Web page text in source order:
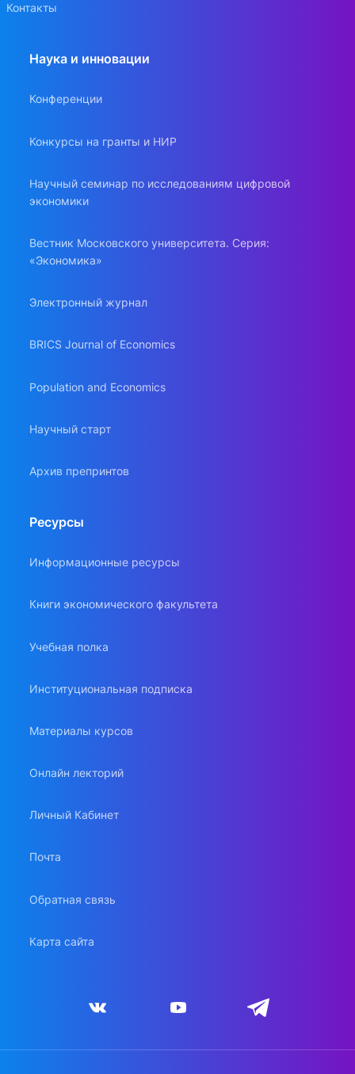
Контакты
Наука и инновации
Конференции
Конкурсы на гранты и НИР
Научный семинар по исследованиям цифровой
экономики
Вестник Московского университета. Серия:
«Экономика»
Электронный журнал
BRICS Journal of Economics
Population and Economics
Научный старт
Архив препринтов
Ресурсы
Информационные ресурсы
Книги экономического факультета
Учебная полка
Институциональная подписка
Материалы курсов
Онлайн лекторий
Личный Кабинет
Почта
Обратная связь
Карта сайта